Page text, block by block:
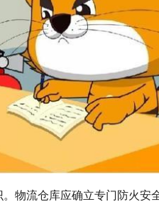
物流仓库应确立专门防火